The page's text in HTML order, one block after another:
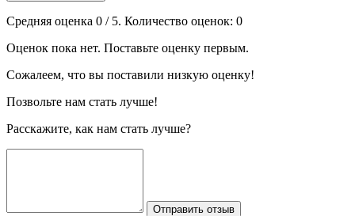
Средняя оценка 0 / 5. Количество оценок: 0
Оценок пока нет. Поставьте оценку первым.
Сожалеем, что вы поставили низкую оценку!
Позвольте нам стать лучше!
Расскажите, как нам стать лучше?
Отправить отзыв